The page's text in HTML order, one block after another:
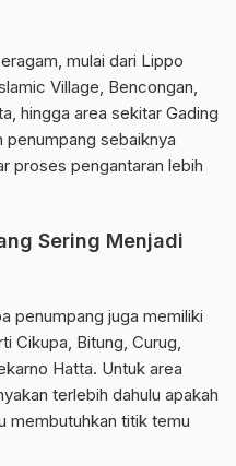
mulai dari Lippo
Village, Bencongan,
hingga area sekitar Gading
penumpang sebaiknya
proses pengantaran lebih
Sering Menjadi
penumpang juga memiliki
Cikupa, Bitung, Curug,
Hatta. Untuk area
terlebih dahulu apakah
membutuhkan titik temu